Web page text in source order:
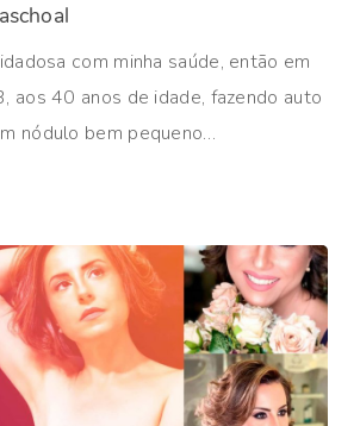
com minha saúde, então em
aos 40 anos de idade, fazendo auto
nódulo bem pequeno…